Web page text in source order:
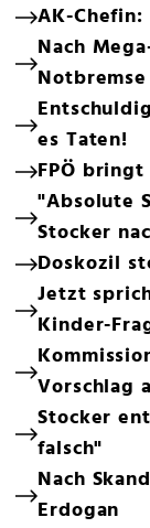
AK-Chefin:
Nach
Notbremse
es Taten!
FPÖ
"Absolute
Stocker
Doskozil
Jetzt
Kinder-
Vorschlag
Stocker
falsch"
Nach
Erdogan